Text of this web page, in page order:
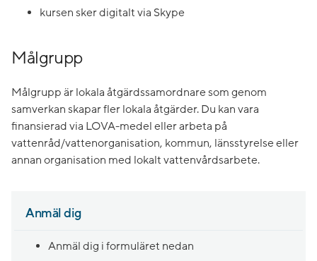
kursen sker digitalt via Skype
Målgrupp
Målgrupp är lokala åtgärdssamordnare som genom
samverkan skapar fler lokala åtgärder. Du kan vara
finansierad via LOVA-medel eller arbeta på
vattenråd/vattenorganisation, kommun, länsstyrelse eller
annan organisation med lokalt vattenvårdsarbete.
Anmäl dig
Anmäl dig i formuläret nedan